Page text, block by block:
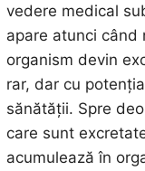
vedere medical
apare atunci când
organism devin
rar, dar cu
sănătății. Spre
care sunt
acumulează în